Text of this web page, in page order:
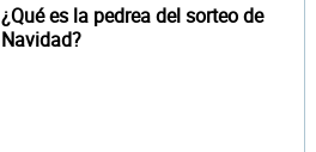
¿Qué es la pedrea del sorteo de
Navidad?